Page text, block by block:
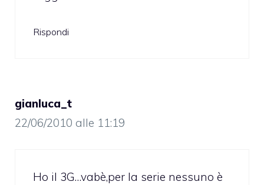
Rispondi
gianluca_t
22/06/2010 alle 11:19
Ho il 3G…vabè,per la serie nessuno è